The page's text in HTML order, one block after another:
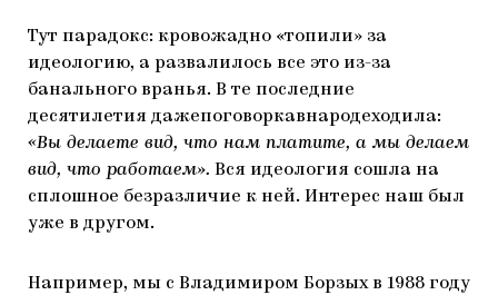
Тут парадокс: кровожадно «топили» за
идеологию, а развалилось все это из-за
банального вранья. В те последние
десятилетия дажепоговоркавнародеходила:
«Вы делаете вид, что нам платите, а мы делаем
вид, что работаем». Вся идеология сошла на
сплошное безразличие к ней. Интерес наш был
уже в другом.
Например, мы с Владимиром Борзых в 1988 году